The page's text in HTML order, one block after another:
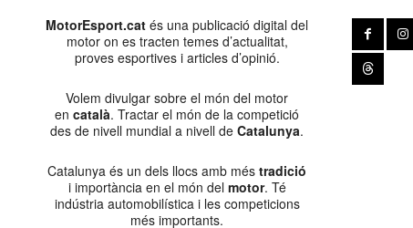
MotorEsport.cat és una publicació digital del
motor on es tracten temes d’actualitat,
proves esportives i articles d’opinió.
Volem divulgar sobre el món del motor
en català. Tractar el món de la competició
des de nivell mundial a nivell de Catalunya.
Catalunya és un dels llocs amb més tradició
i importància en el món del motor. Té
indústria automobilística i les competicions
més importants.